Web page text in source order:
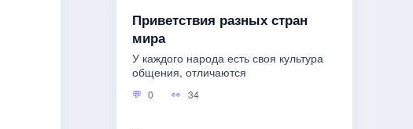
Приветствия разных стран
мира
У каждого народа есть своя культура
общения, отличаются
0 34